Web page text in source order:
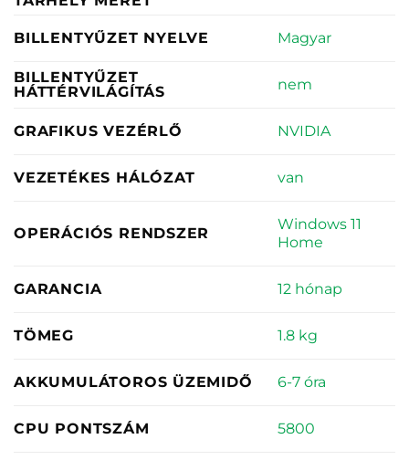
BILLENTYŰZET NYELVE Magyar
BILLENTYŰZET
HÁTTÉRVILÁGÍTÁS
nem
GRAFIKUS VEZÉRLŐ NVIDIA
VEZETÉKES HÁLÓZAT van
OPERÁCIÓS RENDSZER
Windows 11
Home
GARANCIA 12 hónap
TÖMEG 1.8 kg
AKKUMULÁTOROS ÜZEMIDŐ 6-7 óra
CPU PONTSZÁM 5800